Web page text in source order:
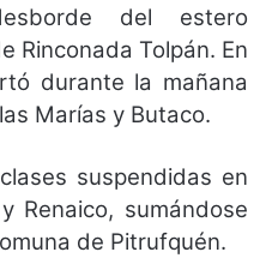
del estero
Rinconada Tolpán. En
durante la mañana
Marías y Butaco.
suspendidas en
Renaico, sumándose
de Pitrufquén.